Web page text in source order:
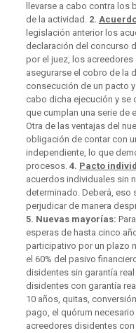
llevarse a cabo contra
de la actividad. 2.
legislación anterior los
declaración del concurso
por el juez, los
asegurarse el cobro de la
consecución de un pacto
cabo dicha ejecución y se
que cumplan una serie de
Otra de las ventajas del
obligación de contar con
independiente, lo que
procesos. 4. Pacto
acuerdos individuales sin
determinado. Deberá, eso
perjudicar de manera
5. Nuevas mayorías:
esperas de hasta cinco
participativo por un plazo
el 60% del pasivo
disidentes sin garantía
disidentes con garantía
10 años, quitas,
pago, el quórum necesario
acreedores disidentes con